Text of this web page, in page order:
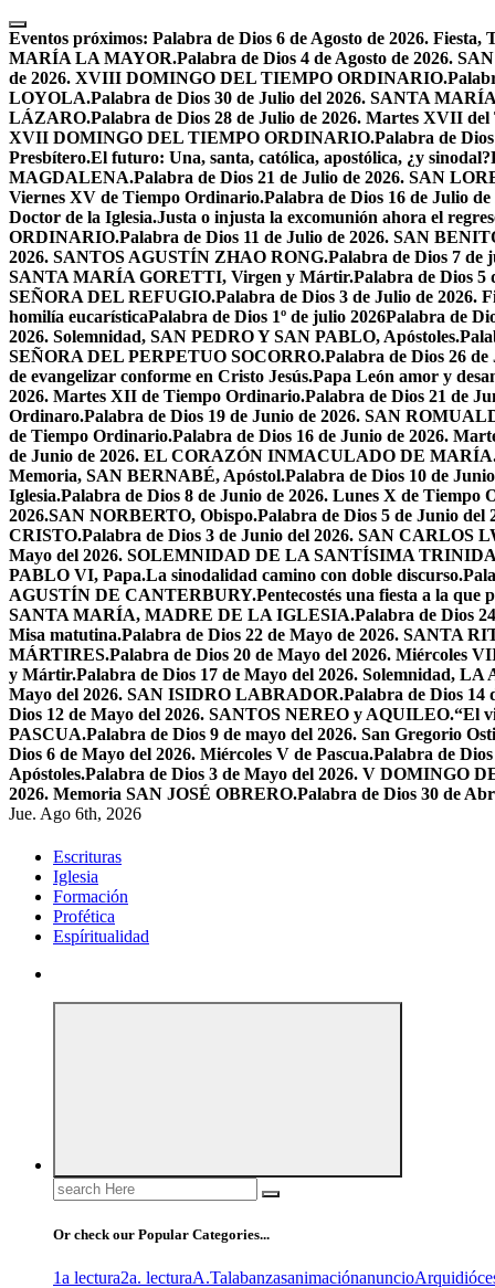
Skip
to
content
Eventos próximos: Palabra de Dios 6 de Agosto de 2026.
MARÍA LA MAYOR.Palabra de Dios 4 de Agosto de 2026.
de 2026. XVIII DOMINGO DEL TIEMPO ORDINARIO.
LOYOLA.Palabra de Dios 30 de Julio del 2026. SANTA
LÁZARO.Palabra de Dios 28 de Julio de 2026. Martes XVII
XVII DOMINGO DEL TIEMPO ORDINARIO.Palabra de
Presbítero.El futuro: Una, santa, católica, apostólica, ¿y sinodal?
MAGDALENA.Palabra de Dios 21 de Julio de 2026. SAN
Viernes XV de Tiempo Ordinario.Palabra de Dios 16 de Julio
Doctor de la Iglesia.Justa o injusta la excomunión ahora el
ORDINARIO.Palabra de Dios 11 de Julio de 2026. SAN
2026. SANTOS AGUSTÍN ZHAO RONG.Palabra de Dios 7 de
SANTA MARÍA GORETTI, Virgen y Mártir.Palabra de Dios
SEÑORA DEL REFUGIO.Palabra de Dios 3 de Julio de 2026.
homilía eucarísticaPalabra de Dios 1º de julio 2026Palabra de
2026. Solemnidad, SAN PEDRO Y SAN PABLO, Apóstoles.
SEÑORA DEL PERPETUO SOCORRO.Palabra de Dios 26
de evangelizar conforme en Cristo Jesús.Papa León amor y
2026. Martes XII de Tiempo Ordinario.Palabra de Dios 21 de
Ordinaro.Palabra de Dios 19 de Junio de 2026. SAN
de Tiempo Ordinario.Palabra de Dios 16 de Junio de 2026.
de Junio de 2026. EL CORAZÓN INMACULADO DE
Memoria, SAN BERNABÉ, Apóstol.Palabra de Dios 10 de
Iglesia.Palabra de Dios 8 de Junio de 2026. Lunes X de Tiempo
2026.SAN NORBERTO, Obispo.Palabra de Dios 5 de Junio
CRISTO.Palabra de Dios 3 de Junio del 2026. SAN CARLOS
Mayo del 2026. SOLEMNIDAD DE LA SANTÍSIMA
PABLO VI, Papa.La sinodalidad camino con doble discurso.
AGUSTÍN DE CANTERBURY.Pentecostés una fiesta a la que
SANTA MARÍA, MADRE DE LA IGLESIA.Palabra de Dios
Misa matutina.Palabra de Dios 22 de Mayo de 2026. SANTA
MÁRTIRES.Palabra de Dios 20 de Mayo del 2026. Miércoles
y Mártir.Palabra de Dios 17 de Mayo del 2026. Solemnidad,
Mayo del 2026. SAN ISIDRO LABRADOR.Palabra de Dios 14
Dios 12 de Mayo del 2026. SANTOS NEREO y AQUILEO.“El
PASCUA.Palabra de Dios 9 de mayo del 2026. San Gregorio
Dios 6 de Mayo del 2026. Miércoles V de Pascua.Palabra de
Apóstoles.Palabra de Dios 3 de Mayo del 2026. V DOMINGO
2026. Memoria SAN JOSÉ OBRERO.Palabra de Dios 30 de
Jue. Ago 6th, 2026
Escrituras
Iglesia
Formación
Profética
Espíritualidad
Search
for:
Or check our Popular Categories...
1a lectura2a. lecturaA.Talabanzasanimaciónanuncio